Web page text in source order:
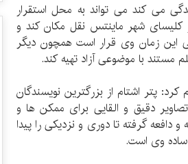
می کند می تواند به محل استقرار
کلیسای شهر ماینتس نقل مکان کند و
زمان وی قرار است همچون دیگر
مستند با موضوعی آزاد تهیه کند.
پتر اشتام از بزرگترین نویسندگان
دقیق و القایی برای ممکن ها و
و دافعه گرفته تا دوری و نزدیکی را پیدا
ساده وی است.